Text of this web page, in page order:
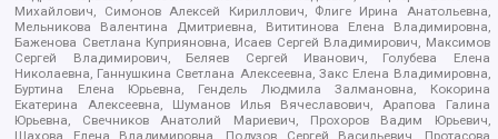
Михайлович, Симонов Алексей Кириллович, Флиге Ирина Анатольевна,
Мельникова Валентина Дмитриевна, Вититинова Елена Владимировна,
Баженова Светлана Куприяновна, Исаев Сергей Владимирович, Максимов
Сергей Владимирович, Беляев Сергей Иванович, Голубева Елена
Николаевна, Ганнушкина Светлана Алексеевна, Закс Елена Владимировна,
Буртина Елена Юрьевна, Гендель Людмила Залмановна, Кокорина
Екатерина Алексеевна, Шуманов Илья Вячеславович, Арапова Галина
Юрьевна, Свечников Анатолий Мариевич, Прохоров Вадим Юрьевич,
Шахова Елена Владимировна, Подузов Сергей Васильевич, Протасова